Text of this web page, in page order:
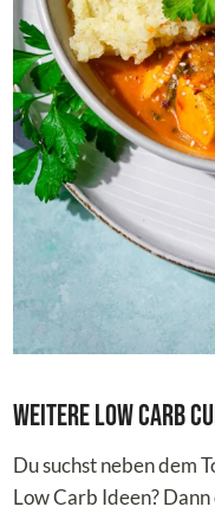
Weitere Low Carb
Du suchst neben dem
Low Carb Ideen?